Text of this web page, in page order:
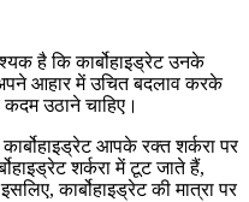
है कि कार्बोहाइड्रेट उनके
आहार में उचित बदलाव करके
उठाने चाहिए।
आपके रक्त शर्करा पर
शर्करा में टूट जाते हैं,
कार्बोहाइड्रेट की मात्रा पर